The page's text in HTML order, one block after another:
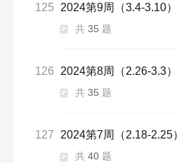
125 2024第9周（3.4-3.10）
共 35 题
126 2024第8周（2.26-3.3）
共 35 题
127 2024第7周（2.18-2.25）
共 40 题